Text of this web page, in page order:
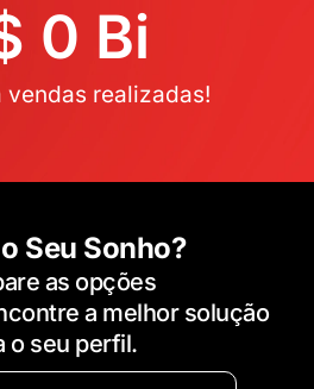
vendas realizadas!
0 Bi
Seu Sonho?
as opções
a melhor solução
o seu perfil.